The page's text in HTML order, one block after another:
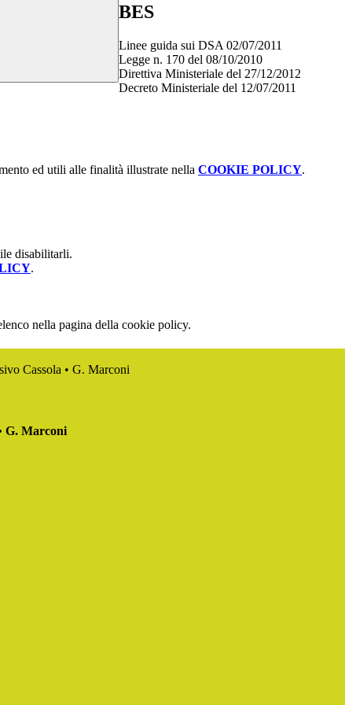
BES
Linee guida sui DSA 02/07/2011
Legge n. 170 del 08/10/2010
Direttiva Ministeriale del 27/12/2012
Decreto Ministeriale del 12/07/2011
ed utili alle finalità illustrate nella COOKIE POLICY.
disabilitarli.
.
nella pagina della cookie policy.
Cassola • G. Marconi
G. Marconi